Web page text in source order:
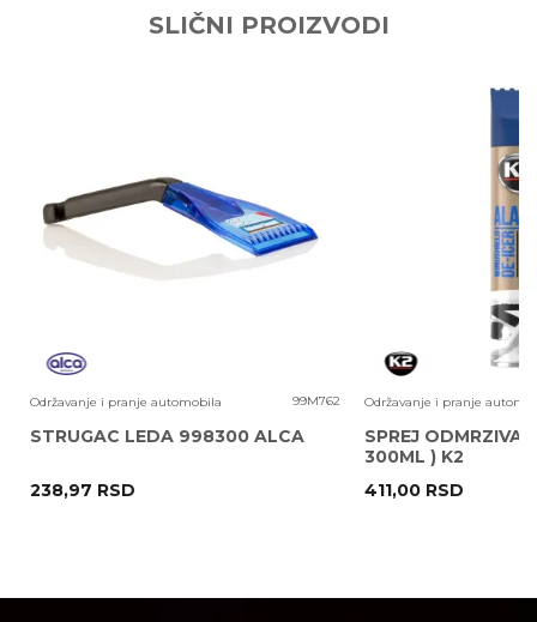
POŠALJI
SLIČNI PROIZVODI
Održavanje i pranje automobila 99M762
STRUGAC LEDA 998300 ALCA
238,97 RSD
Održavanje i pranje
SPREJ
300ML ) K2
411,00 RSD